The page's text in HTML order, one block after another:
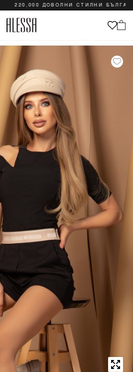
220,000 ДОВОЛНИ СТИЛНИ БЪЛГАРКИ